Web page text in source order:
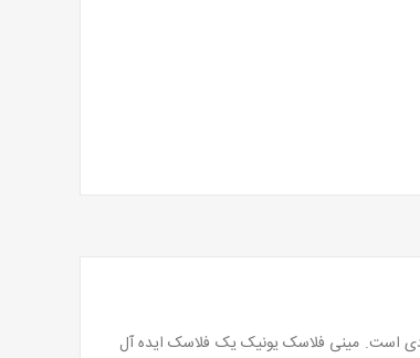
است. مینی فلاسک یونیک یک فلاسک ایده آل